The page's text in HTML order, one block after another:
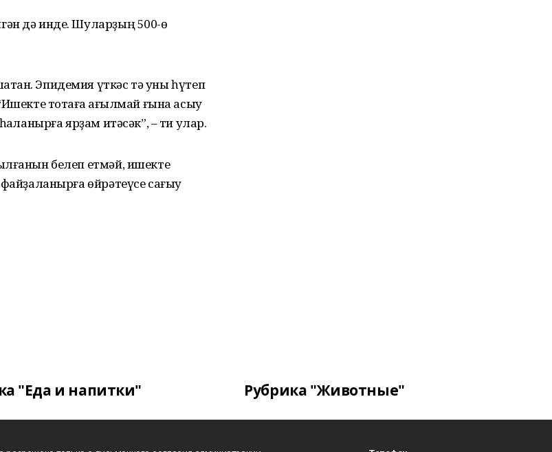
дә инде. Шуларҙың 500-ө
Эпидемия үткәс тә уны һүтеп
тотҡаға ҡағылмай ғына асыу
ярҙам итәсәк”, – ти улар.
белеп етмәй, ишекте
өйрәтеүсе сағыу
"Еда и напитки" Рубрика "Животные"